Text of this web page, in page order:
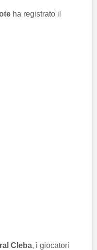
ha registrato il
Cleba, i giocatori